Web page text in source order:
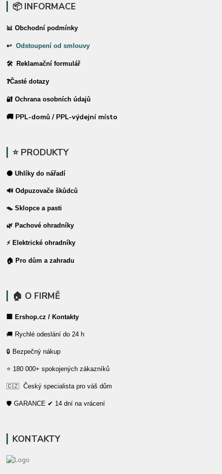
📦 INFORMACE
📊 Obchodní podmínky
↩Odstoupení od smlouvy
🛠 Reklamační formulář
❓Časté dotazy
🔐 Ochrana osobních údajů
🚚 PPL-domů / PPL-výdejní místo
⭐ PRODUKTY
⚫ Uhlíky do nářadí
🔊 Odpuzovače škůdců
🪤 Sklopce a pasti
🌿 Pachové ohradníky
⚡ Elektrické ohradníky
🏠 Pro dům a zahradu
🏠 O FIRMĚ
🏢 Ershop.cz / Kontakty
🚚 Rychlé odeslání do 24 h
🔒 Bezpečný nákup
⭐ 180 000+ spokojených zákazníků
🇨🇿 Český specialista pro váš dům
🛡️ GARANCE ✔ 14 dní na vrácení
KONTAKTY